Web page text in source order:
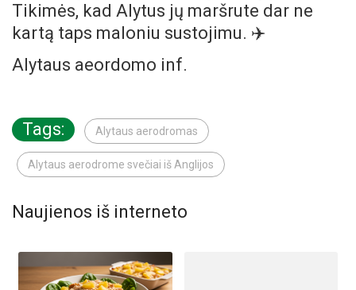
Tikimės, kad Alytus jų maršrute dar ne
kartą taps maloniu sustojimu. ✈️
Alytaus aeordomo inf.
Tags: Alytaus aerodromas
Alytaus aerodrome svečiai iš Anglijos
Naujienos iš interneto